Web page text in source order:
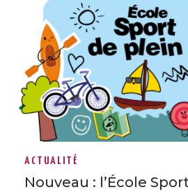
ACTUALITÉ
Nouveau : l’École